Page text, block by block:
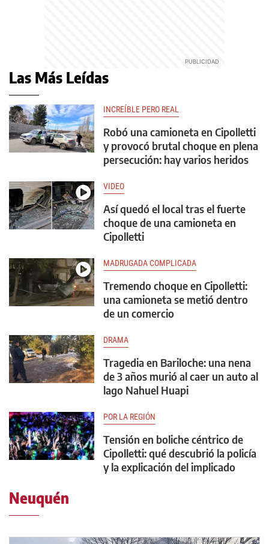
Las Más Leídas
INCREÍBLE PERO REAL
Robó una camioneta en Cipolletti
y provocó brutal choque en plena
persecución: hay varios heridos
VIDEO
Así quedó el local tras el fuerte
choque de una camioneta en
Cipolletti
MADRUGADA COMPLICADA
Tremendo choque en Cipolletti:
una camioneta se metió dentro
de un comercio
DRAMA
Tragedia en Bariloche: una nena
de 3 años murió al caer un auto al
lago Nahuel Huapi
POR LA REGIÓN
Tensión en boliche céntrico de
Cipolletti: qué descubrió la policía
y la explicación del implicado
Neuquén